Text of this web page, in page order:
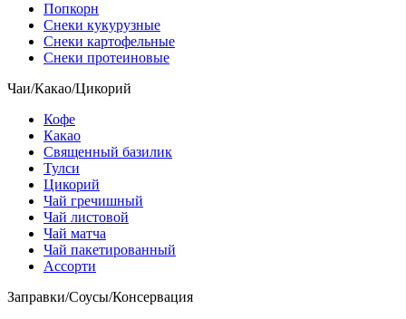
Попкорн
Снеки кукурузные
Снеки картофельные
Снеки протеиновые
Чаи/Какао/Цикорий
Кофе
Какао
Священный базилик
Тулси
Цикорий
Чай гречишный
Чай листовой
Чай матча
Чай пакетированный
Ассорти
Заправки/Соусы/Консервация